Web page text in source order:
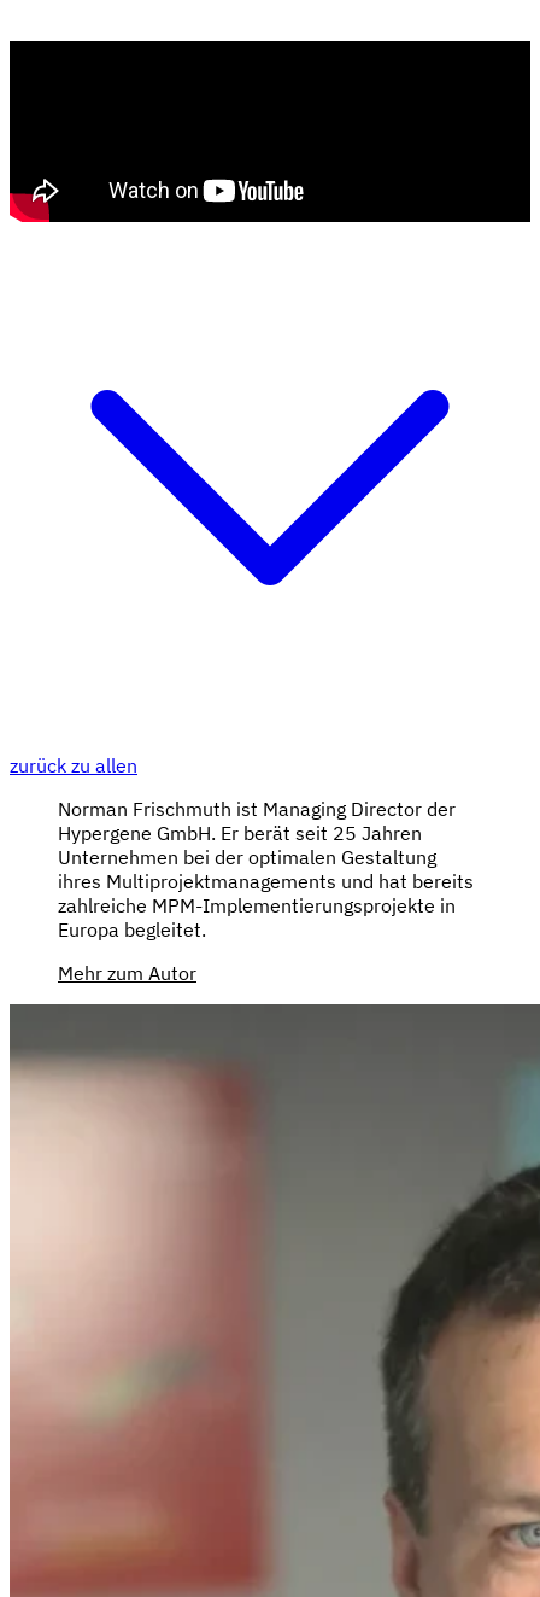
zurück zu allen
Norman Frischmuth ist Managing Director der
Hypergene GmbH. Er berät seit 25 Jahren
Unternehmen bei der optimalen Gestaltung
ihres Multiprojektmanagements und hat bereits
zahlreiche MPM-Implementierungsprojekte in
Europa begleitet.
Mehr zum Autor